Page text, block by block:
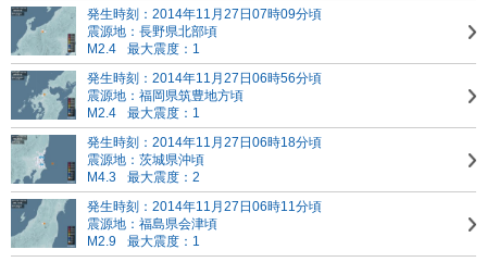
発生時刻：2014年11月27日07時09分頃
震源地：長野県北部頃
M2.4
最大震度：1
発生時刻：2014年11月27日06時56分頃
震源地：福岡県筑豊地方頃
M2.4
最大震度：1
発生時刻：2014年11月27日06時18分頃
震源地：茨城県沖頃
M4.3
最大震度：2
発生時刻：2014年11月27日06時11分頃
震源地：福島県会津頃
M2.9
最大震度：1